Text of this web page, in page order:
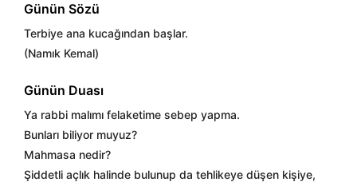
Günün Sözü
Terbiye ana kucağından başlar.
(Namık Kemal)
Günün Duası
Ya rabbi malımı felaketime sebep yapma.
Bunları biliyor muyuz?
Mahmasa nedir?
Şiddetli açlık halinde bulunup da tehlikeye düşen kişiye,